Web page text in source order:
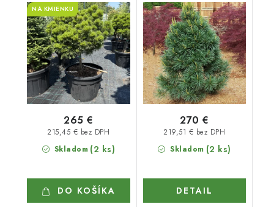
NA KMIENKU
Skladom (2 ks)
215,45 € bez DPH
265 €
DO KOŠÍKA
Skladom (2 ks)
219,51 € bez DPH
270 €
DETAIL